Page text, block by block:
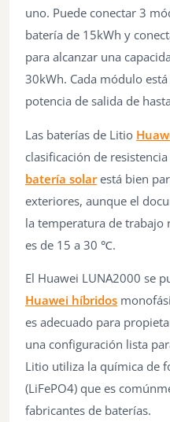
uno. Puede conectar 3
batería de 15kWh y
para alcanzar una
30kWh. Cada módulo
potencia de salida de
Las baterías de Litio
clasificación de
batería solarestá bien
exteriores, aunque el
la temperatura de trabajo
es de 15 a 30 ℃.
El Huawei LUNA2000 se
Huawei híbridos
es adecuado para
una configuración lista
Litio utiliza la química de
(LiFePO4) que es
fabricantes de baterías.